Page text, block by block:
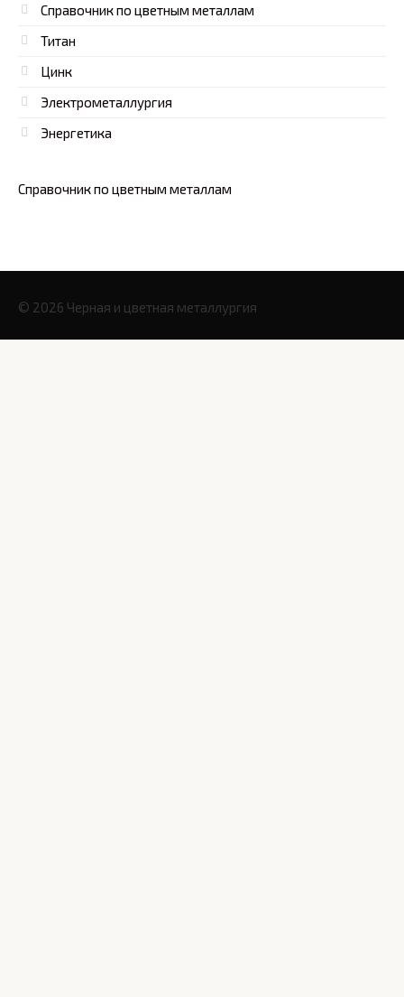
Справочник по цветным металлам
Титан
Цинк
Электрометаллургия
Энергетика
Справочник по цветным металлам
© 2026 Черная и цветная металлургия